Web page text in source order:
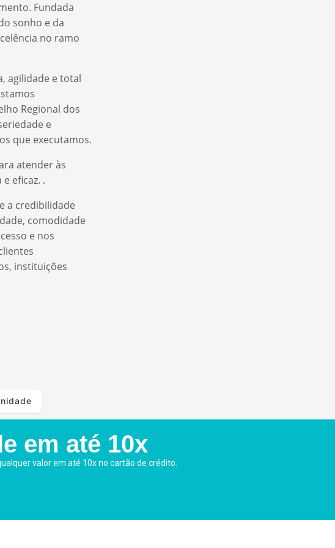
Fundada
sonho e da
no ramo
agilidade e total
Regional dos
e
que executamos.
atender às
eficaz. .
a credibilidade
comodidade
e nos
instituições
em até 10x
valor em até 10x no cartão de crédito.